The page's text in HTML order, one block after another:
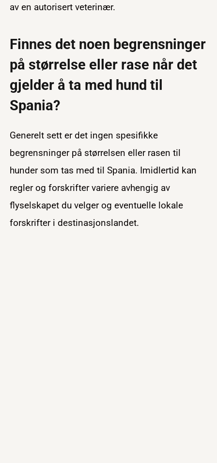
av en autorisert veterinær.
Finnes det noen begrensninger
på størrelse eller rase når det
gjelder å ta med hund til
Spania?
Generelt sett er det ingen spesifikke
begrensninger på størrelsen eller rasen til
hunder som tas med til Spania. Imidlertid kan
regler og forskrifter variere avhengig av
flyselskapet du velger og eventuelle lokale
forskrifter i destinasjonslandet.